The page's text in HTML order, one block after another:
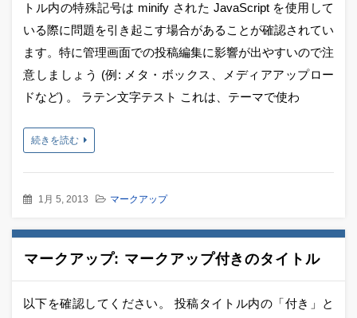
トル内の特殊記号は minify された JavaScript を使用して
いる際に問題を引き起こす場合があることが確認されてい
ます。特に管理画面での投稿編集に影響が出やすいので注
意しましょう (例: メタ・ボックス、メディアアップロー
ドなど) 。 ラテン文字テスト これは、テーマで使わ
続きを読む
1月 5, 2013 マークアップ
マークアップ: マークアップ付きのタイトル
以下を確認してください。 投稿タイトル内の「付き」と